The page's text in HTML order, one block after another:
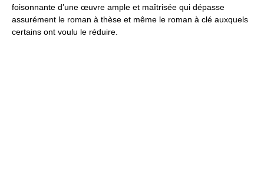
foisonnante d’une œuvre ample et maîtrisée qui dépasse
assurément le roman à thèse et même le roman à clé auxquels
certains ont voulu le réduire.